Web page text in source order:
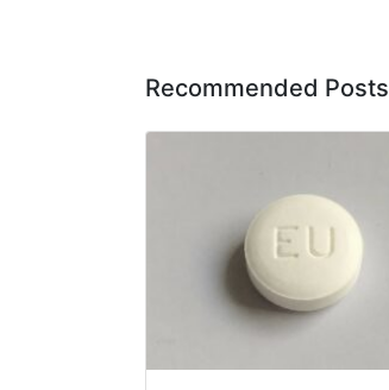
Recommended Posts